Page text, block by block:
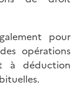
pour
opérations
à déduction